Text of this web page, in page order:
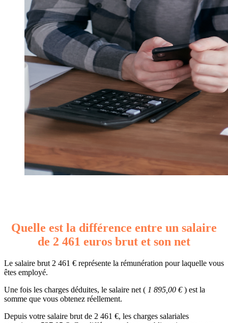
Quelle est la différence entre un salaire
de 2 461 euros brut et son net
Le salaire brut 2 461 € représente la rémunération pour laquelle vous
êtes employé.
Une fois les charges déduites, le salaire net ( 1 895,00 €) est la
somme que vous obtenez réellement.
Depuis votre salaire brut de 2 461 €, les charges salariales